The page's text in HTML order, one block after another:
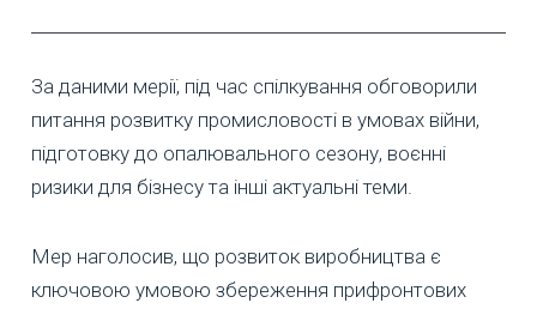
За даними мерії, під час спілкування обговорили
питання розвитку промисловості в умовах війни,
підготовку до опалювального сезону, воєнні
ризики для бізнесу та інші актуальні теми.
Мер наголосив, що розвиток виробництва є
ключовою умовою збереження прифронтових